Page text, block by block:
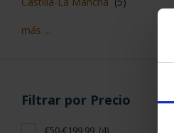
más ...
Filtrar por Precio
€50-€199,99 (4)